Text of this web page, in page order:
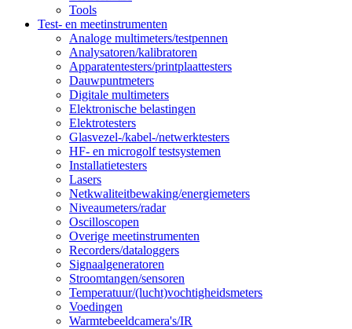
Tools
Test- en meetinstrumenten
Analoge multimeters/testpennen
Analysatoren/kalibratoren
Apparatentesters/printplaattesters
Dauwpuntmeters
Digitale multimeters
Elektronische belastingen
Elektrotesters
Glasvezel-/kabel-/netwerktesters
HF- en microgolf testsystemen
Installatietesters
Lasers
Netkwaliteitbewaking/energiemeters
Niveaumeters/radar
Oscilloscopen
Overige meetinstrumenten
Recorders/dataloggers
Signaalgeneratoren
Stroomtangen/sensoren
Temperatuur/(lucht)vochtigheidsmeters
Voedingen
Warmtebeeldcamera's/IR